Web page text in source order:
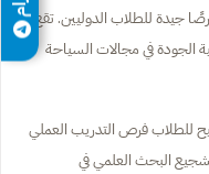
جيدة للطلاب الدوليين. تقع
الجودة في مجالات السياحة
للطلاب فرص التدريب العملي
البحث العلمي في